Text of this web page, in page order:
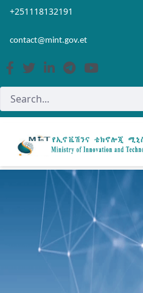
Skip to Main Content
Open Accessibility Menu
+251118132191
contact@mint.gov.et